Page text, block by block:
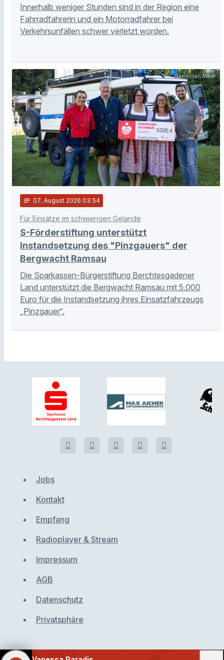
Innerhalb weniger Stunden sind in der Region eine
Fahrradfahrerin und ein Motorradfahrer bei
Verkehrsunfällen schwer verletzt worden.
Maximilian Maier
notes 07. August 2026 03:54
Für Einsätze im schwierigen Gelände
S-Förderstiftung unterstützt
Instandsetzung des "Pinzgauers" der
Bergwacht Ramsau
Die Sparkassen-Bürgerstiftung Berchtesgadener
Land unterstützt die Bergwacht Ramsau mit 5.000
Euro für die Instandsetzung ihres Einsatzfahrzeugs
„Pinzgauer“.
Jobs
Kontakt
Empfang
Radioplayer & Stream
Impressum
AGB
Datenschutz
Privatsphäre